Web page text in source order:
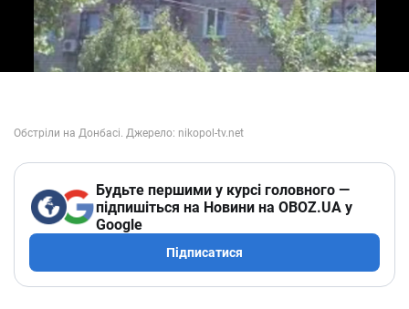
Будьте першими у курсі головного —
підпишіться на Новини на OBOZ.UA у
Google
Підписатися